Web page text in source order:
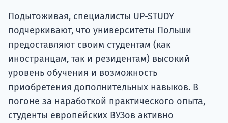
Подытоживая, специалисты UP-STUDY
подчеркивают, что университеты Польши
предоставляют своим студентам (как
иностранцам, так и резидентам) высокий
уровень обучения и возможность
приобретения дополнительных навыков. В
погоне за наработкой практического опыта,
студенты европейских ВУЗов активно